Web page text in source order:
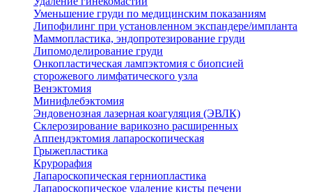
Уменьшение груди по медицинским показаниям
Липофилинг при установленном экспандере/импланта
Маммопластика, эндопротезирование груди
Липомоделирование груди
Онкопластическая лампэктомия с биопсией
сторожевого лимфатического узла
Венэктомия
Минифлебэктомия
Эндовенозная лазерная коагуляция (ЭВЛК)
Склерозирование варикозно расширенных
Аппендэктомия лапароскопическая
Грыжепластика
Крурорафия
Лапароскопическая герниопластика
Лапароскопическое удаление кисты печени